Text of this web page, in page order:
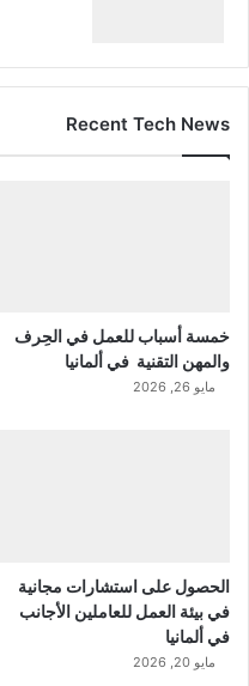
Recent Tech News
خمسة أسباب للعمل في الحِرف
والمهن التقنية في ألمانيا
مايو 26, 2026
الحصول على استشارات مجانية
في بيئة العمل للعاملين الأجانب
في ألمانيا
مايو 20, 2026